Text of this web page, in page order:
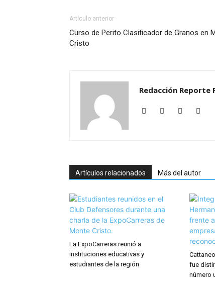
Artículo anterior
Curso de Perito Clasificador de Granos en
Cristo
Redacción Reporte
Artículos relacionados Más del autor
La ExpoCarreras reunió a
instituciones educativas y
estudiantes de la región
fue
número